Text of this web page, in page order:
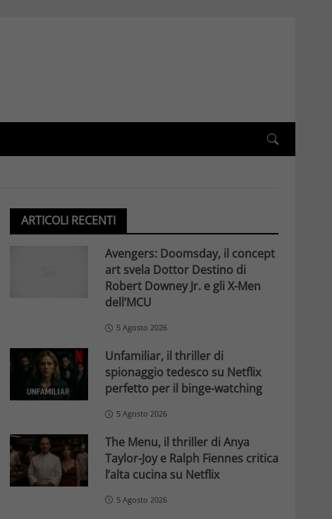
ARTICOLI RECENTI
Avengers: Doomsday, il concept
art svela Dottor Destino di
Robert Downey Jr. e gli X-Men
dell’MCU
5 Agosto 2026
Unfamiliar, il thriller di
spionaggio tedesco su Netflix
perfetto per il binge-watching
5 Agosto 2026
The Menu, il thriller di Anya
Taylor-Joy e Ralph Fiennes critica
l’alta cucina su Netflix
5 Agosto 2026